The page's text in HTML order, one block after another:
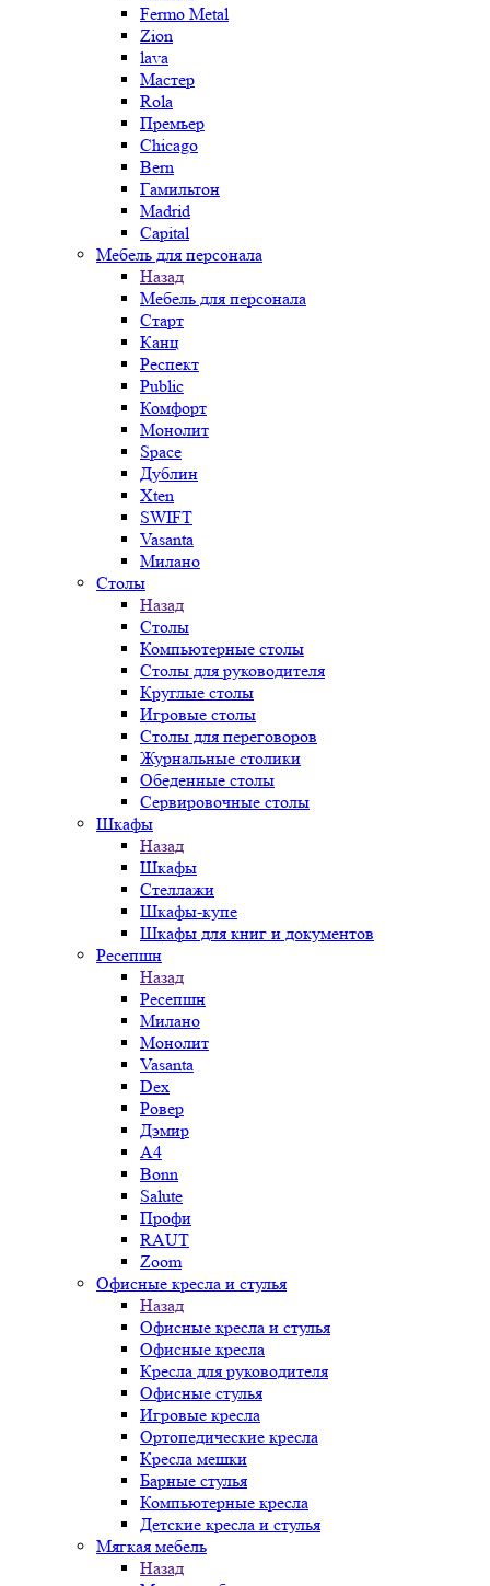
Fermo Metal
Zion
lava
Мастер
Rola
Премьер
Chicago
Bern
Гамильтон
Madrid
Capital
Мебель для персонала
Назад
Мебель для персонала
Старт
Канц
Респект
Public
Комфорт
Монолит
Space
Дублин
Xten
SWIFT
Vasanta
Милано
Столы
Назад
Столы
Компьютерные столы
Столы для руководителя
Круглые столы
Игровые столы
Столы для переговоров
Журнальные столики
Обеденные столы
Сервировочные столы
Шкафы
Назад
Шкафы
Стеллажи
Шкафы-купе
Шкафы для книг и документов
Ресепшн
Назад
Ресепшн
Милано
Монолит
Vasanta
Dex
Ровер
Дэмир
A4
Bonn
Salute
Профи
RAUT
Zoom
Офисные кресла и стулья
Назад
Офисные кресла и стулья
Офисные кресла
Кресла для руководителя
Офисные стулья
Игровые кресла
Ортопедические кресла
Кресла мешки
Барные стулья
Компьютерные кресла
Детские кресла и стулья
Мягкая мебель
Назад